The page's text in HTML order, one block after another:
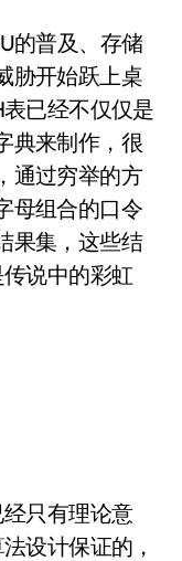
普及、存储
胁开始跃上桌
已经不仅仅是
典来制作，很
通过穷举的方
母组合的口令
果集，这些结
说中的彩虹
只有理论意
设计保证的，